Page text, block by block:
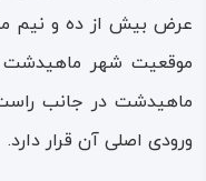
عرض بیش از ده ‌و نیم
موقعیت شهر
ماهیدشت در جانب
ورودی اصلی آن قرار دارد.